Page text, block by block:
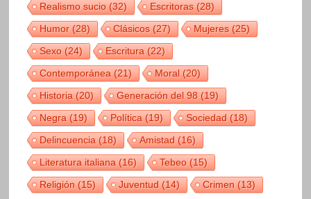
Realismo sucio(32) Escritoras(28)
Humor(28) Clásicos(27) Mujeres(25)
Sexo(24) Escritura(22)
Contemporánea(21) Moral(20)
Historia(20) Generación del 98(19)
Negra(19) Política(19) Sociedad(18)
Delincuencia(18) Amistad(16)
Literatura italiana(16) Tebeo(15)
Religión(15) Juventud(14) Crimen(13)